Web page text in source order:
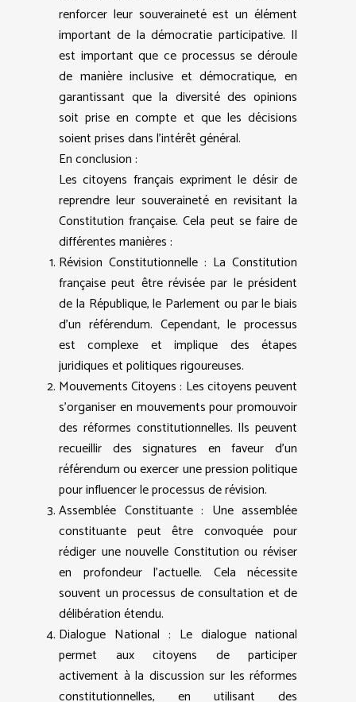
renforcer leur souveraineté est un élément
important de la démocratie participative. Il
est important que ce processus se déroule
de manière inclusive et démocratique, en
garantissant que la diversité des opinions
soit prise en compte et que les décisions
soient prises dans l’intérêt général.
En conclusion :
Les citoyens français expriment le désir de
reprendre leur souveraineté en revisitant la
Constitution française. Cela peut se faire de
différentes manières :
Révision Constitutionnelle : La Constitution
française peut être révisée par le président
de la République, le Parlement ou par le biais
d’un référendum. Cependant, le processus
est complexe et implique des étapes
juridiques et politiques rigoureuses.
Mouvements Citoyens : Les citoyens peuvent
s’organiser en mouvements pour promouvoir
des réformes constitutionnelles. Ils peuvent
recueillir des signatures en faveur d’un
référendum ou exercer une pression politique
pour influencer le processus de révision.
Assemblée Constituante : Une assemblée
constituante peut être convoquée pour
rédiger une nouvelle Constitution ou réviser
en profondeur l’actuelle. Cela nécessite
souvent un processus de consultation et de
délibération étendu.
Dialogue National : Le dialogue national
permet aux citoyens de participer
activement à la discussion sur les réformes
constitutionnelles, en utilisant des